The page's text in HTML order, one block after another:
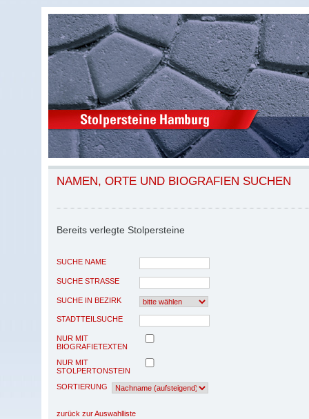
NAMEN, ORTE UND BIOGRAFIEN SUCHEN
Bereits verlegte Stolpersteine
SUCHE NAME
SUCHE STRASSE
SUCHE IN BEZIRK
STADTTEILSUCHE
NUR MIT
BIOGRAFIETEXTEN
NUR MIT
STOLPERTONSTEIN
SORTIERUNG
zurück zur Auswahlliste